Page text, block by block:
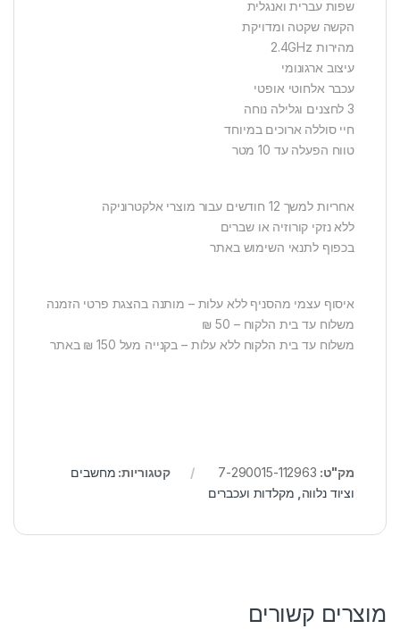
שפות עברית ואנגלית
הקשה שקטה ומדויקת
מהירות 2.4GHz
עיצוב ארגונומי
עכבר אלחוטי אופטי
3 לחצנים וגלילה נוחה
חיי סוללה ארוכים במיוחד
טווח הפעלה עד 10 מטר
אחריות למשך 12 חודשים עבור מוצרי אלקטרוניקה
ללא נזקי קורוזיה או שברים
בכפוף לתנאי השימוש באתר
איסוף עצמי מהסניף ללא עלות – מותנה בהצגת פרטי הזמנה
משלוח עד בית הלקוח – 50 ₪
משלוח עד בית הלקוח ללא עלות – בקנייה מעל 150 ₪ באתר
מק"ט: 7-290015-112963 קטגוריות: מחשבים
וציוד נלווה מקלדות ועכברים
מוצרים קשורים